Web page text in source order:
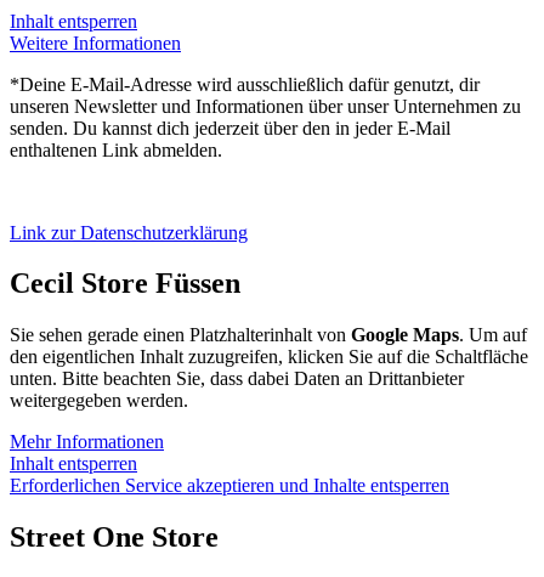
Inhalt entsperren
Weitere Informationen
*Deine E-Mail-Adresse wird ausschließlich dafür genutzt, dir
unseren Newsletter und Informationen über unser Unternehmen zu
senden. Du kannst dich jederzeit über den in jeder E-Mail
enthaltenen Link abmelden.
Link zur Datenschutzerklärung
Cecil Store Füssen
Sie sehen gerade einen Platzhalterinhalt von Google Maps. Um auf
den eigentlichen Inhalt zuzugreifen, klicken Sie auf die Schaltfläche
unten. Bitte beachten Sie, dass dabei Daten an Drittanbieter
weitergegeben werden.
Mehr Informationen
Inhalt entsperren
Erforderlichen Service akzeptieren und Inhalte entsperren
Street One Store